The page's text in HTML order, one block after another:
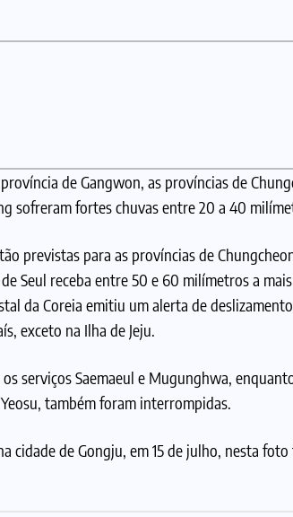
de Gangwon, as províncias de
sofreram fortes chuvas entre 20 a 40
previstas para as províncias de
Seul receba entre 50 e 60 milímetros a
da Coreia emitiu um alerta de
exceto na Ilha de Jeju.
serviços Saemaeul e Mugunghwa,
também foram interrompidas.
cidade de Gongju, em 15 de julho, nesta